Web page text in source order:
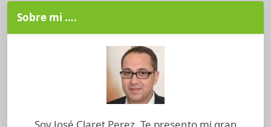
Sobre mi ….